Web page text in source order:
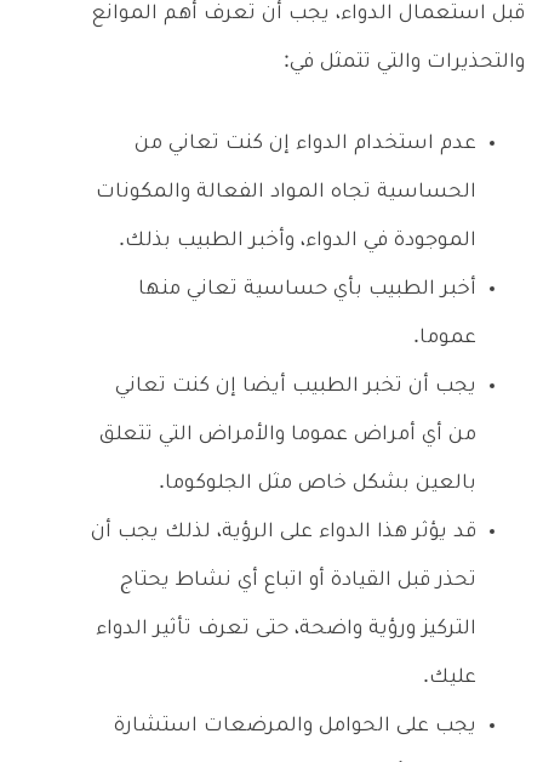
قبل استعمال الدواء، يجب أن تعرف أهم الموانع
والتحذيرات والتي تتمثل في:
عدم استخدام الدواء إن كنت تعاني من
الحساسية تجاه المواد الفعالة والمكونات
الموجودة في الدواء، وأخبر الطبيب بذلك.
أخبر الطبيب بأي حساسية تعاني منها
عموما.
يجب أن تخبر الطبيب أيضا إن كنت تعاني
من أي أمراض عموما والأمراض التي تتعلق
بالعين بشكل خاص مثل الجلوكوما.
قد يؤثر هذا الدواء على الرؤية، لذلك يجب أن
تحذر قبل القيادة أو اتباع أي نشاط يحتاج
التركيز ورؤية واضحة، حتى تعرف تأثير الدواء
عليك.
يجب على الحوامل والمرضعات استشارة